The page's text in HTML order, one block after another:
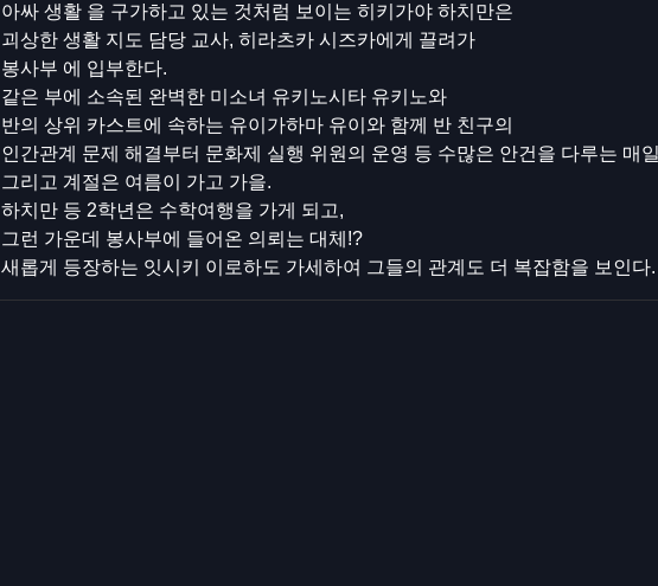
아싸 생활 을 구가하고 있는 것처럼 보이는 히키가야 하치만은
괴상한 생활 지도 담당 교사, 히라츠카 시즈카에게 끌려가
봉사부 에 입부한다.
같은 부에 소속된 완벽한 미소녀 유키노시타 유키노와
반의 상위 카스트에 속하는 유이가하마 유이와 함께 반 친구의
인간관계 문제 해결부터 문화제 실행 위원의 운영 등 수많은 안건을 다루는 매
그리고 계절은 여름이 가고 가을.
하치만 등 2학년은 수학여행을 가게 되고,
그런 가운데 봉사부에 들어온 의뢰는 대체!?
새롭게 등장하는 잇시키 이로하도 가세하여 그들의 관계도 더 복잡함을 보인다.